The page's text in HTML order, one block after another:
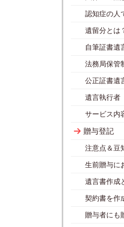
認知症の人
遺留分とは
自筆証書遺
法務局保管
公正証書遺
遺言執行者
サービス内
贈与登記
注意点＆豆
生前贈与に
遺言書作成
契約書を作
贈与者にも